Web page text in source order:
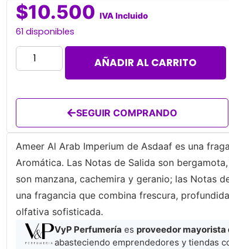
$10.500 IVA Incluido
61 disponibles
AÑADIR AL CARRITO
SEGUIR COMPRANDO
Ameer Al Arab Imperium de Asdaaf es una
Aromática. Las Notas de Salida son
son manzana, cachemira y geranio; las Notas
una fragancia que combina frescura,
olfativa sofisticada.
VyP Perfumería es proveedor mayorista
abasteciendo emprendedores y tiendas